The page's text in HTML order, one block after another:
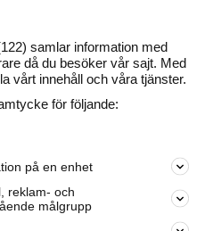
företaget på
och
nära dig.
här
samlar information med
då du besöker vår sajt. Med
vårt innehåll och våra tjänster.
för följande:
på en enhet
reklam- och
målgrupp